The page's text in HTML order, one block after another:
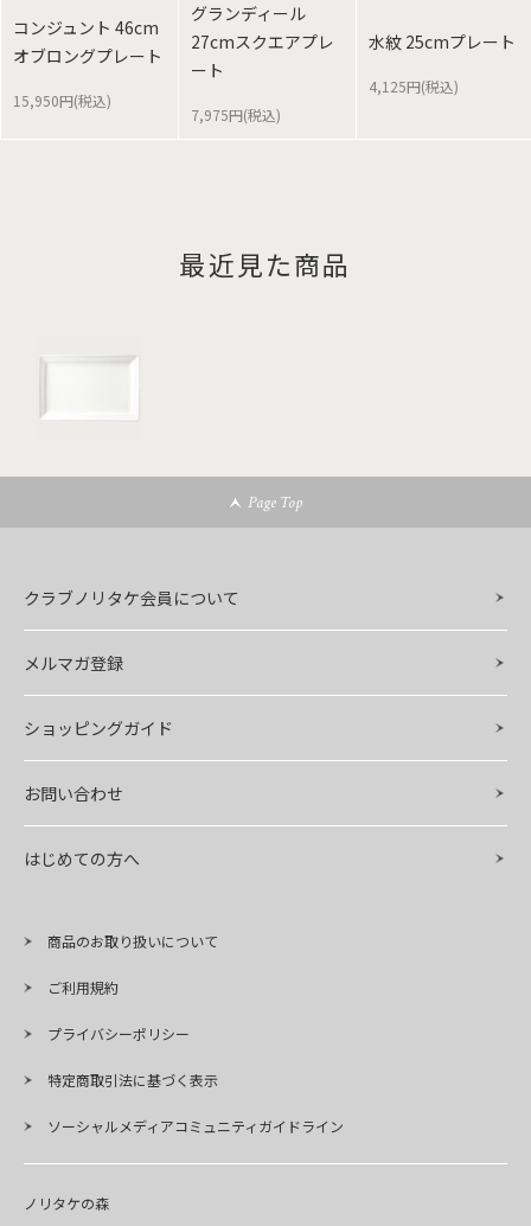
コンジュント 46cm
オブロングプレート
15,950円(税込)
グランディール
27cmスクエアプレ
ート
7,975円(税込)
水紋 25cmプレート
4,125円(税込)
最近見た商品
Page Top
クラブノリタケ会員について
メルマガ登録
ショッピングガイド
お問い合わせ
はじめての方へ
商品のお取り扱いについて
ご利用規約
プライバシーポリシー
特定商取引法に基づく表示
ソーシャルメディアコミュニティガイドライン
ノリタケの森